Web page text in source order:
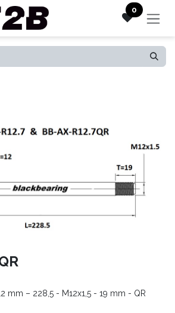
0
mm – 228,5 - M12x1,5 - 19 mm - QR